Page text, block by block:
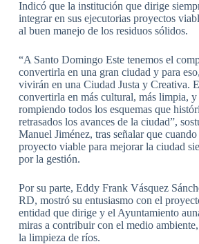
Indicó que la institución que dirige
integrar en sus ejecutorias proyectos
al buen manejo de los residuos sólidos.
“A Santo Domingo Este tenemos el
convertirla en una gran ciudad y para
vivirán en una Ciudad Justa y Creativa.
convertirla en más cultural, más limpia, y
rompiendo todos los esquemas que
retrasados los avances de la ciudad”,
Manuel Jiménez, tras señalar que
proyecto viable para mejorar la ciudad
por la gestión.
Por su parte, Eddy Frank Vásquez
RD, mostró su entusiasmo con el
entidad que dirige y el Ayuntamiento
miras a contribuir con el medio
la limpieza de ríos.